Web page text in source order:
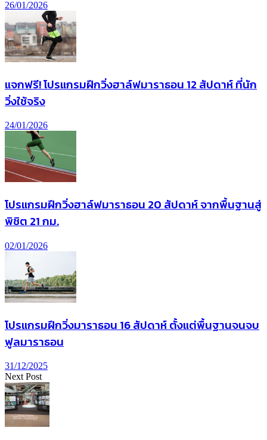
26/01/2026
แจกฟรี! โปรแกรมฝึกวิ่งฮาล์ฟมาราธอน 12 สัปดาห์ ที่นัก
วิ่งใช้จริง
24/01/2026
โปรแกรมฝึกวิ่งฮาล์ฟมาราธอน 20 สัปดาห์ จากพื้นฐานสู่
พิชิต 21 กม.
02/01/2026
โปรแกรมฝึกวิ่งมาราธอน 16 สัปดาห์ ตั้งแต่พื้นฐานจนจบ
ฟูลมาราธอน
31/12/2025
Next Post